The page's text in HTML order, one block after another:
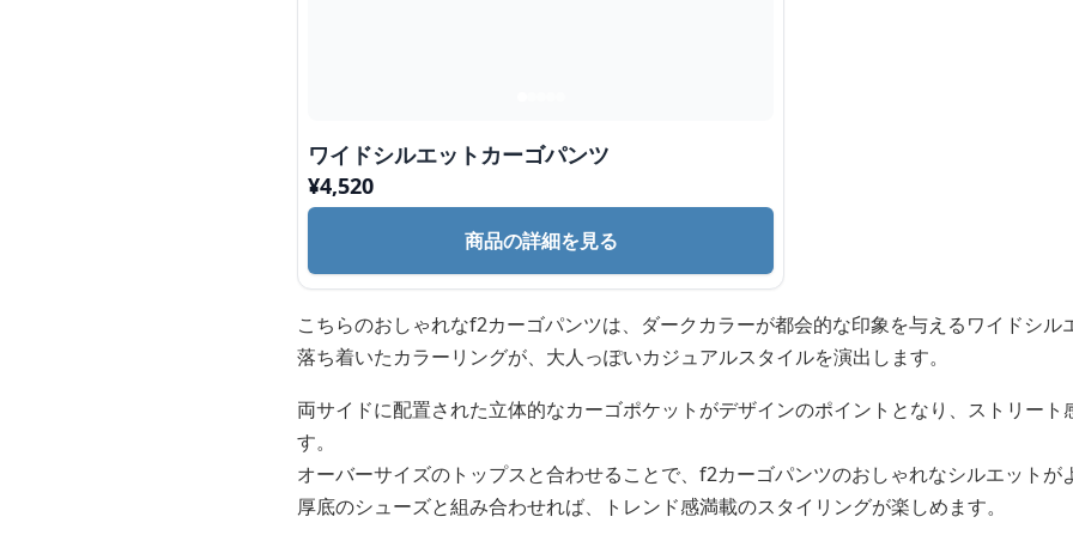
ワイドシルエットカーゴパンツ
¥4,520
商品の詳細を見る
こちらのおしゃれなf2カーゴパンツは、ダークカラーが都会的な印象を与えるワイドシル
落ち着いたカラーリングが、大人っぽいカジュアルスタイルを演出します。
両サイドに配置された立体的なカーゴポケットがデザインのポイントとなり、ストリート
す。
オーバーサイズのトップスと合わせることで、f2カーゴパンツのおしゃれなシルエットが
厚底のシューズと組み合わせれば、トレンド感満載のスタイリングが楽しめます。